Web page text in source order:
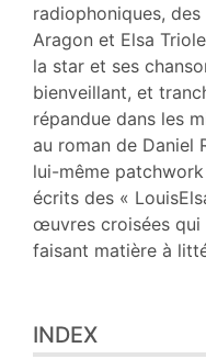
Bibliographie
Notes
Citer cet article
Auteur
radiophoniques,
Aragon et Elsa
la star et ses
bienveillant, et
répandue dans les
au roman de Daniel
lui-même
écrits des «
œuvres croisées qui
faisant matière à
INDEX